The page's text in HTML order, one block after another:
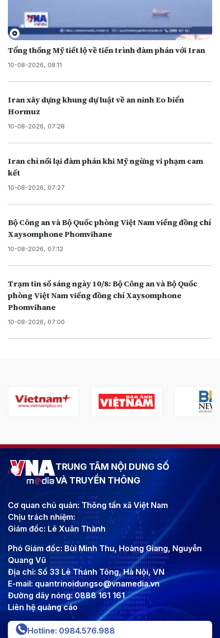
Tổng thống Mỹ tiết lộ về tiến trình đàm phán với Iran
10-08-2026, 08:11
Iran xây dựng khung dự luật về an ninh Eo biển
Hormuz
10-08-2026, 07:28
Iran chỉ nối lại đàm phán khi Mỹ ngừng vi phạm cam
kết
10-08-2026, 07:27
Bộ Công an và Bộ Quốc phòng Việt Nam viếng đồng chí
Xaysomphone Phomvihane
10-08-2026, 07:12
Trạm tin số sáng ngày 10/8: Bộ Công an và Bộ Quốc
phòng Việt Nam viếng đồng chí Xaysomphone
Phomvihane
10-08-2026, 07:00
TRUNG TÂM NỘI DUNG SỐ
VÀ TRUYỀN THÔNG
Cơ quan chủ quản: Thông tấn xã Việt Nam
Chịu trách nhiệm:
Giám đốc: Lê Xuân Thành
Phó Giám đốc: Bùi Minh Thu, Hoàng Giang, Nguyễn
Quang Vũ
Địa chỉ: Số 33 Lê Thánh Tông, Hà Nội, VN
E-mail: quantrinoidungso@vnamedia.vn
Đường dây nóng: 0888 161 161
Liên hệ quảng cáo
Hotline: 0984.576.988